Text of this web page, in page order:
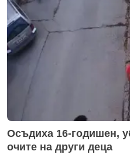
Осъдиха 16-годишен,
очите на други деца